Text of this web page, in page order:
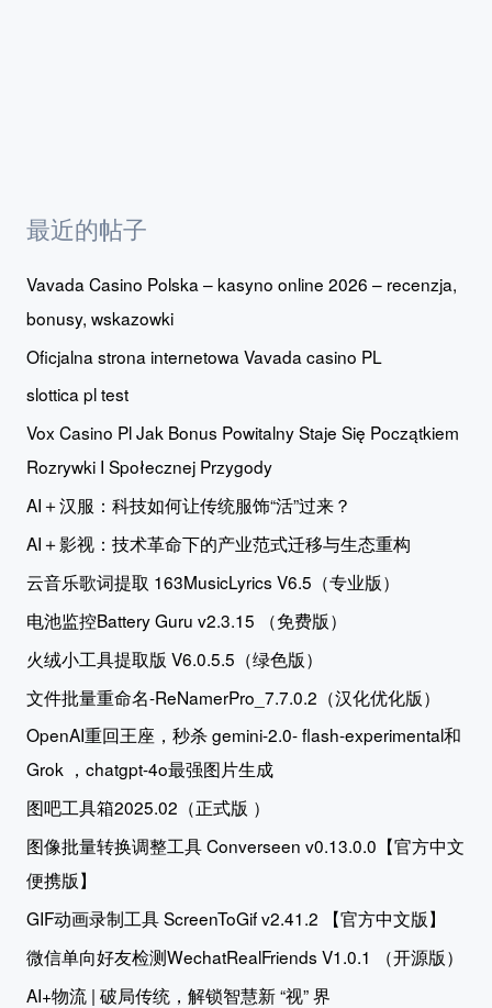
最近的帖子
Vavada Casino Polska – kasyno online 2026 – recenzja,
bonusy, wskazowki
Oficjalna strona internetowa Vavada casino PL
slottica pl test
Vox Casino Pl Jak Bonus Powitalny Staje Się Początkiem
Rozrywki I Społecznej Przygody
AI＋汉服：科技如何让传统服饰“活”过来？
AI＋影视：技术革命下的产业范式迁移与生态重构
云音乐歌词提取 163MusicLyrics V6.5（专业版）
电池监控Battery Guru v2.3.15 （免费版）
火绒小工具提取版 V6.0.5.5（绿色版）
文件批量重命名-ReNamerPro_7.7.0.2（汉化优化版）
OpenAI重回王座，秒杀 gemini-2.0- flash-experimental和
Grok ，chatgpt-4o最强图片生成
图吧工具箱2025.02（正式版 ）
图像批量转换调整工具 Converseen v0.13.0.0【官方中文
便携版】
GIF动画录制工具 ScreenToGif v2.41.2 【官方中文版】
微信单向好友检测WechatRealFriends V1.0.1 （开源版）
AI+物流 | 破局传统，解锁智慧新 “视” 界